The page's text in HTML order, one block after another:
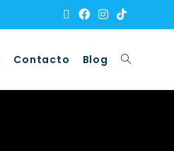
Contacto Blog